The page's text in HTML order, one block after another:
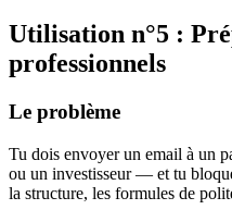
Utilisation n°5 :
professionnels
Le problème
Tu dois envoyer un email à un
ou un investisseur — et tu
la structure, les formules de